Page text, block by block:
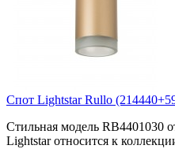
Спот Lightstar Rullo
Стильная модель RB4401030
Lightstar относится к